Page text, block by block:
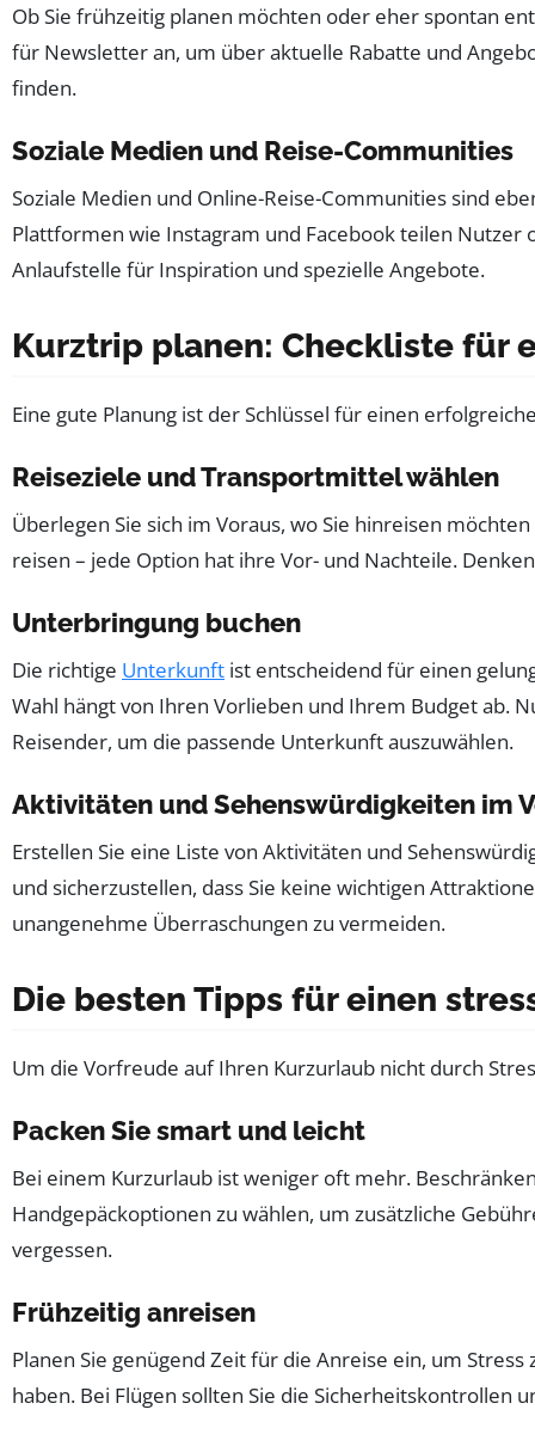
Ob Sie frühzeitig planen möchten oder eher spontan
für Newsletter an, um über aktuelle Rabatte und
finden.
Soziale Medien und Reise-Communities
Soziale Medien und Online-Reise-Communities sind
Plattformen wie Instagram und Facebook teilen
Anlaufstelle für Inspiration und spezielle Angebote.
Kurztrip planen: Checkliste für
Eine gute Planung ist der Schlüssel für einen
Reiseziele und Transportmittel wählen
Überlegen Sie sich im Voraus, wo Sie hinreisen
reisen – jede Option hat ihre Vor- und Nachteile.
Unterbringung buchen
Die richtige Unterkunft ist entscheidend für einen
Wahl hängt von Ihren Vorlieben und Ihrem Budget ab.
Reisender, um die passende Unterkunft auszuwählen.
Aktivitäten und Sehenswürdigkeiten im
Erstellen Sie eine Liste von Aktivitäten und
und sicherzustellen, dass Sie keine wichtigen
unangenehme Überraschungen zu vermeiden.
Die besten Tipps für einen
Um die Vorfreude auf Ihren Kurzurlaub nicht durch
Packen Sie smart und leicht
Bei einem Kurzurlaub ist weniger oft mehr.
Handgepäckoptionen zu wählen, um zusätzliche
vergessen.
Frühzeitig anreisen
Planen Sie genügend Zeit für die Anreise ein, um
haben. Bei Flügen sollten Sie die Sicherheitskontrollen